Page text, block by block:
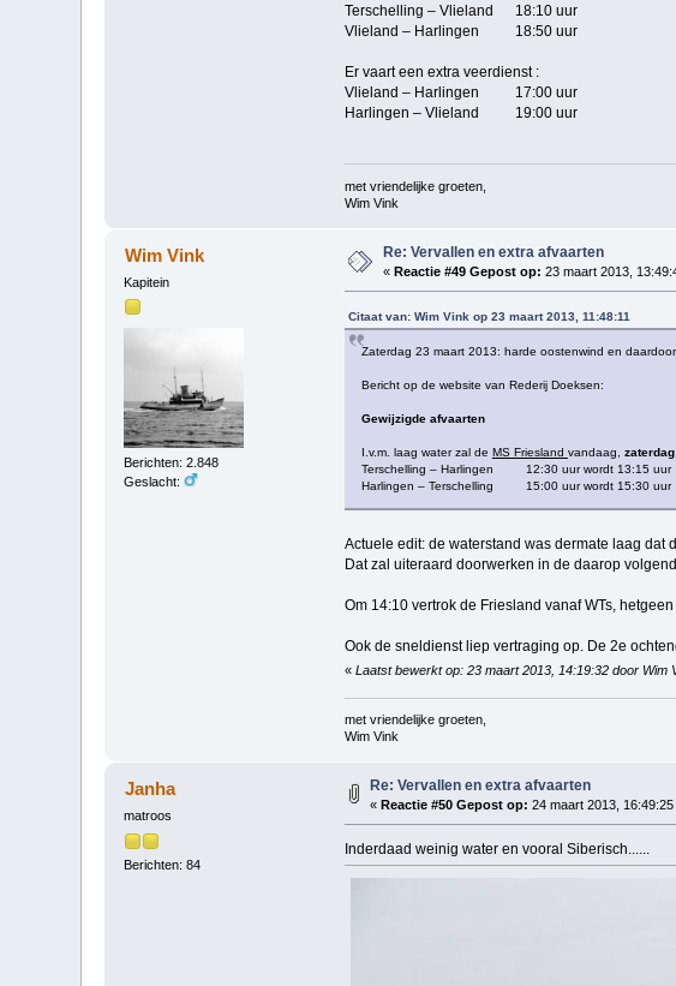
Terschelling – Vlieland 18:10 uur
Vlieland – Harlingen 18:50 uur
Er vaart een extra veerdienst :
Vlieland – Harlingen 17:00 uur
Harlingen – Vlieland 19:00 uur
met vriendelijke groeten,
Wim Vink
Wim Vink
Kapitein
Berichten: 2.848
Geslacht:
Re: Vervallen en extra afvaarten
«Reactie #49 Gepost op: 23 maart 2013,
Citaat van: Wim Vink op 23 maart 2013, 11:48:11
Zaterdag 23 maart 2013: harde oostenwind en
Bericht op de website van Rederij Doeksen:
Gewijzigde afvaarten
I.v.m. laag water zal de MS Friesland vandaag,
Terschelling – Harlingen 12:30 uur wordt 13:15 uur
Harlingen – Terschelling 15:00 uur wordt 15:30 uur
Actuele edit: de waterstand was dermate laag dat
Dat zal uiteraard doorwerken in de daarop
Om 14:10 vertrok de Friesland vanaf WTs,
Ook de sneldienst liep vertraging op. De 2e
« Laatst bewerkt op: 23 maart 2013, 14:19:32 door Wim
met vriendelijke groeten,
Wim Vink
Janha
matroos
Berichten: 84
Re: Vervallen en extra afvaarten
« Reactie #50 Gepost op: 24 maart 2013, 16:49:25
Inderdaad weinig water en vooral Siberisch......